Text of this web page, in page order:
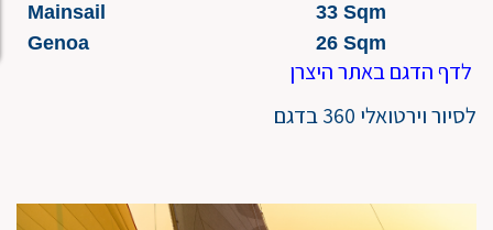
Mainsail
33 Sqm
Genoa
26 Sqm
לדף הדגם באתר היצרן
לסיור וירטואלי 360 בדגם